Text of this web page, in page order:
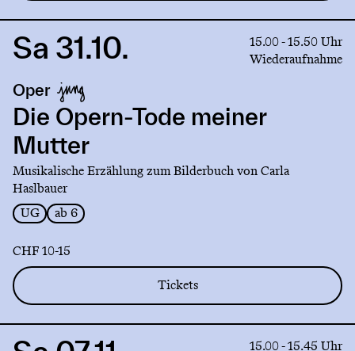
Link
Die
Opern-
Tode
meiner
Mutter
Sa 31.10.
15.00 - 15.50 Uhr
Wiederaufnahme
Oper
Die Opern-Tode meiner
Mutter
Musikalische Erzählung zum Bilderbuch von Carla
Haslbauer
UG
ab 6
CHF 10-15
Tickets
Link
15.00 - 15.45 Uhr